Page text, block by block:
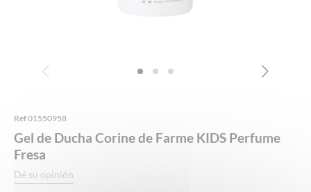
Ref 01550958
Gel de Ducha Corine de Farme KIDS Perfume
Fresa
Dé su opinión